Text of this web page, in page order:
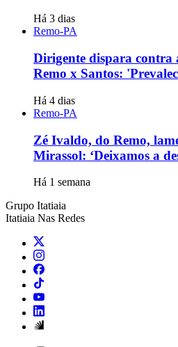
Há 3 dias
Remo-PA
Dirigente dispara contra
Remo x Santos:
Há 4 dias
Remo-PA
Zé Ivaldo, do Remo,
Mirassol: ‘Deixamos a
Há 1 semana
Grupo Itatiaia
Itatiaia Nas Redes